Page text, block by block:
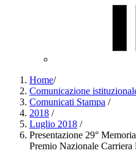
Home/
Comunicazione
Comunicati Stampa /
2018 /
Luglio 2018 /
Presentazione 29°
Premio Nazionale Carriera